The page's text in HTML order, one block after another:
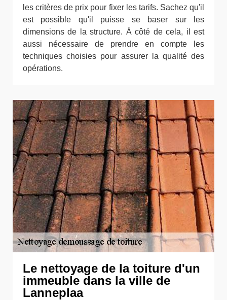
les critères de prix pour fixer les tarifs. Sachez qu'il
est possible qu'il puisse se baser sur les
dimensions de la structure. À côté de cela, il est
aussi nécessaire de prendre en compte les
techniques choisies pour assurer la qualité des
opérations.
Le nettoyage de la toiture d'un
immeuble dans la ville de
Lanneplaa